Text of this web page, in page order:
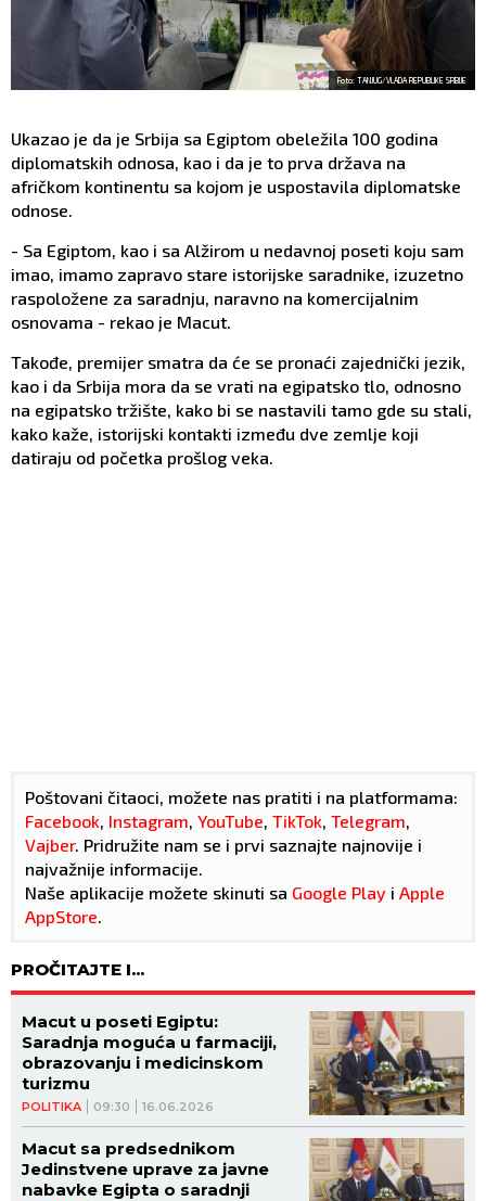
Foto: TANJUG/VLADA REPUBLIKE SRBIJE
Ukazao je da je Srbija sa Egiptom obeležila 100 godina
diplomatskih odnosa, kao i da je to prva država na
afričkom kontinentu sa kojom je uspostavila diplomatske
odnose.
- Sa Egiptom, kao i sa Alžirom u nedavnoj poseti koju sam
imao, imamo zapravo stare istorijske saradnike, izuzetno
raspoložene za saradnju, naravno na komercijalnim
osnovama - rekao je Macut.
Takođe, premijer smatra da će se pronaći zajednički jezik,
kao i da Srbija mora da se vrati na egipatsko tlo, odnosno
na egipatsko tržište, kako bi se nastavili tamo gde su stali,
kako kaže, istorijski kontakti između dve zemlje koji
datiraju od početka prošlog veka.
Poštovani čitaoci, možete nas pratiti i na platformama:
Facebook, Instagram, YouTube, TikTok, Telegram,
Vajber. Pridružite nam se i prvi saznajte najnovije i
najvažnije informacije.
Naše aplikacije možete skinuti sa Google Play i Apple
AppStore.
PROČITAJTE I...
POLITIKA 09:30 16.06.2026
Macut u poseti Egiptu:
Saradnja moguća u farmaciji,
obrazovanju i medicinskom
turizmu
Macut sa predsednikom
Jedinstvene uprave za javne
nabavke Egipta o saradnji